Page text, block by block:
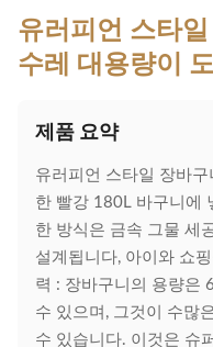
유러피언 스타
수레 대용량이
제품 요약
유러피언 스타일 장바
한 빨강 180L 바구니에
한 방식은 금속 그물 세
설계됩니다, 아이와 쇼
력 : 장바구니의 용량은
수 있으며, 그것이 수많
수 있습니다. 이것은 슈